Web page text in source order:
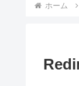
ホーム